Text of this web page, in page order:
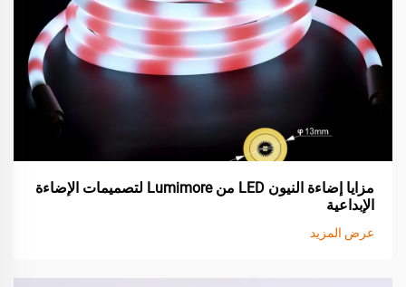
مزايا إضاءة النيون LED من Lumimore لتصميمات الإضاءة
الإبداعية
عرض المزيد